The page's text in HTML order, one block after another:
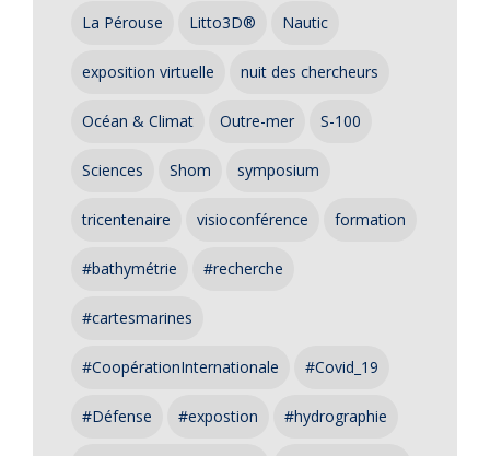
La Pérouse Litto3D® Nautic
exposition virtuelle nuit des chercheurs
Océan & Climat Outre-mer S-100
Sciences Shom symposium
tricentenaire visioconférence formation
#bathymétrie #recherche
#cartesmarines
#CoopérationInternationale #Covid_19
#Défense #expostion #hydrographie